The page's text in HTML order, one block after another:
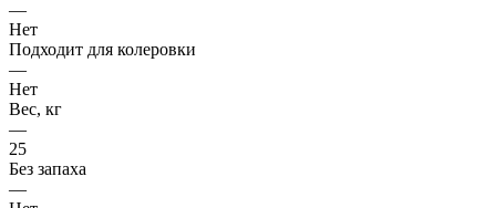
—
Нет
Подходит для колеровки
—
Нет
Вес, кг
—
25
Без запаха
—